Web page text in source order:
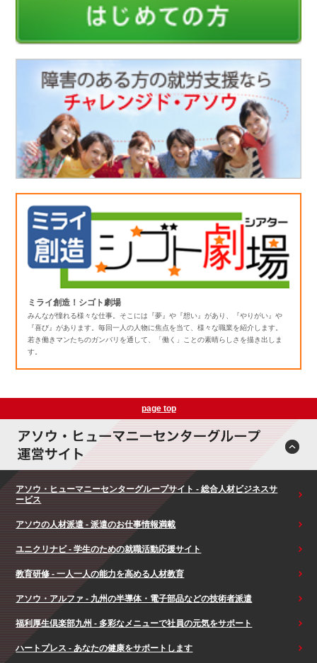
ミライ創造！シゴト劇場
みんなが憧れる様々な仕事。そこには『夢』や『想い』があり、『やりがい』や
『喜び』があります。毎回一人の人物に焦点を当て、様々な職業を紹介します。
若き働きマンたちのガンバリを通して、「働く」ことの素晴らしさを描き出しま
す。
page top
アソウ・ヒューマニーセンターグループサイト - 総合人材ビジネスサ
ービス
アソウの人材派遣 - 派遣のお仕事情報満載
ユニクリナビ - 学生のための就職活動応援サイト
教育研修 - 一人一人の能力を高める人材教育
アソウ・アルファ - 九州の半導体・電子部品などの技術者派遣
福利厚生倶楽部九州 - 多彩なメニューで社員の元気をサポート
ハートプレス - あなたの健康をサポートします